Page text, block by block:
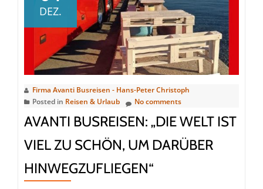
Reisen
in
Zeiten
von
Covid19
DEZ.
Firma Avanti Busreisen - Hans-Peter Christoph
Posted in Reisen & Urlaub No comments
AVANTI BUSREISEN: „DIE WELT IST
VIEL ZU SCHÖN, UM DARÜBER
HINWEGZUFLIEGEN“